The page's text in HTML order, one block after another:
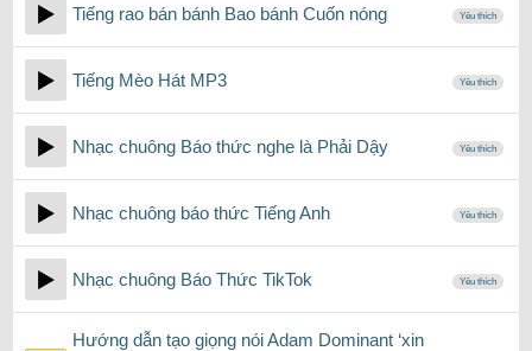
Tiếng rao bán bánh Bao bánh Cuốn nóng Yêu thích
Tiếng Mèo Hát MP3 Yêu thích
Nhạc chuông Báo thức nghe là Phải Dậy Yêu thích
Nhạc chuông báo thức Tiếng Anh Yêu thích
Nhạc chuông Báo Thức TikTok Yêu thích
Hướng dẫn tạo giọng nói Adam Dominant ‘xin